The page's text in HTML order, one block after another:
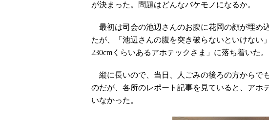
が決まった。問題はどんなバケモノになるか。
最初は司会の池辺さんのお腹に花岡の顔が埋め
たが、「池辺さんの腹を突き破らないといけない
230cmくらいあるアホテックさま」に落ち着いた。
縦に長いので、当日、人ごみの後ろの方からで
のだが、各所のレポート記事を見ていると、アホ
いなかった。